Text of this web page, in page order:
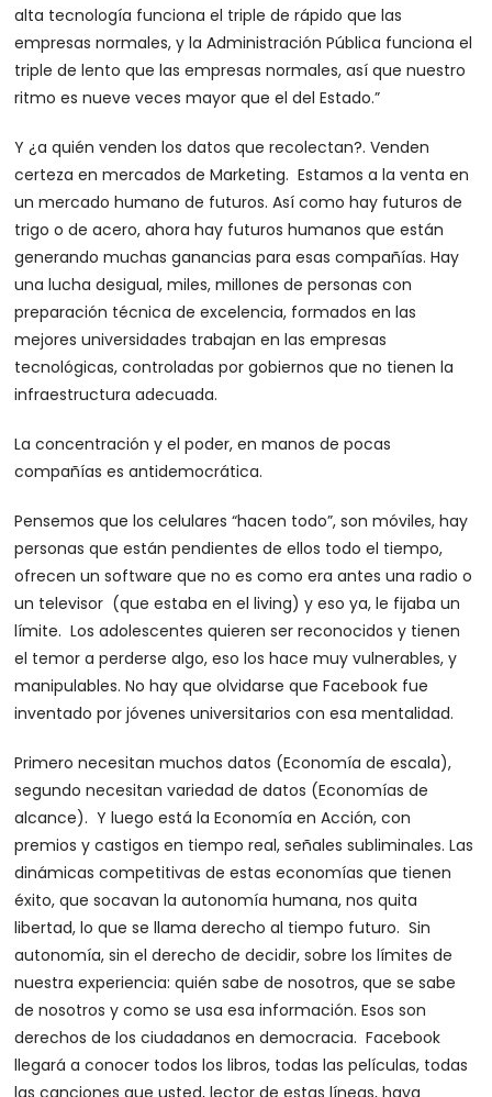
alta tecnología funciona el triple de rápido que las
empresas normales, y la Administración Pública funciona el
triple de lento que las empresas normales, así que nuestro
ritmo es nueve veces mayor que el del Estado.”
Y ¿a quién venden los datos que recolectan?. Venden
certeza en mercados de Marketing. Estamos a la venta en
un mercado humano de futuros. Así como hay futuros de
trigo o de acero, ahora hay futuros humanos que están
generando muchas ganancias para esas compañías. Hay
una lucha desigual, miles, millones de personas con
preparación técnica de excelencia, formados en las
mejores universidades trabajan en las empresas
tecnológicas, controladas por gobiernos que no tienen la
infraestructura adecuada.
La concentración y el poder, en manos de pocas
compañías es antidemocrática.
Pensemos que los celulares “hacen todo”, son móviles, hay
personas que están pendientes de ellos todo el tiempo,
ofrecen un software que no es como era antes una radio o
un televisor (que estaba en el living) y eso ya, le fijaba un
límite. Los adolescentes quieren ser reconocidos y tienen
el temor a perderse algo, eso los hace muy vulnerables, y
manipulables. No hay que olvidarse que Facebook fue
inventado por jóvenes universitarios con esa mentalidad.
Primero necesitan muchos datos (Economía de escala),
segundo necesitan variedad de datos (Economías de
alcance). Y luego está la Economía en Acción, con
premios y castigos en tiempo real, señales subliminales. Las
dinámicas competitivas de estas economías que tienen
éxito, que socavan la autonomía humana, nos quita
libertad, lo que se llama derecho al tiempo futuro. Sin
autonomía, sin el derecho de decidir, sobre los límites de
nuestra experiencia: quién sabe de nosotros, que se sabe
de nosotros y como se usa esa información. Esos son
derechos de los ciudadanos en democracia. Facebook
llegará a conocer todos los libros, todas las películas, todas
las canciones que usted, lector de estas líneas, haya